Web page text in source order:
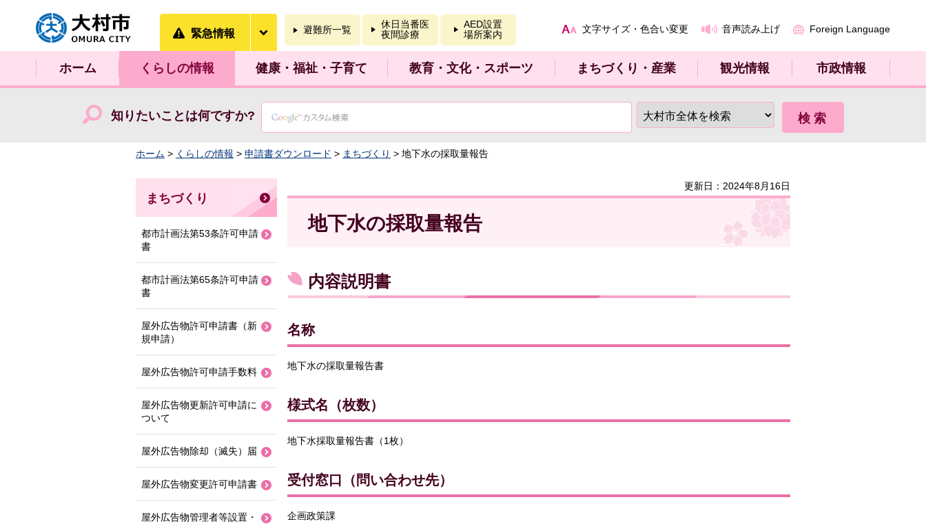
大村市
緊急情報 避難所一覧
休日当番医
夜間診療
AED設置
場所案内
文字サイズ・色合い変更 音声読み上げ Foreign Language
ホーム くらしの情報 健康・福祉・子育て 教育・文化・スポーツ まちづくり・産業 観光情報 市政情報
知りたいことは何ですか?
ホーム > くらしの情報 > 申請書ダウンロード > まちづくり > 地下水の採取量報告
更新日：2024年8月16日
地下水の採取量報告
内容説明書
名称
地下水の採取量報告書
様式名（枚数）
地下水採取量報告書（1枚）
受付窓口（問い合わせ先）
企画政策課
まちづくり
都市計画法第53条許可申請
書
都市計画法第65条許可申請
書
屋外広告物許可申請書（新
規申請）
屋外広告物許可申請手数料
屋外広告物更新許可申請に
ついて
屋外広告物除却（滅失）届
屋外広告物変更許可申請書
屋外広告物管理者等設置・